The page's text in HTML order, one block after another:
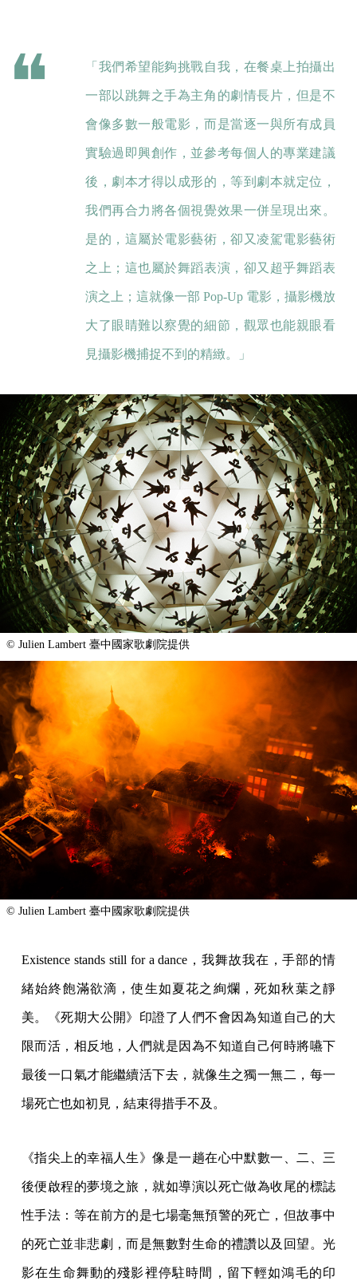
「我們希望能夠挑戰自我，在餐桌上拍攝出
一部以跳舞之手為主角的劇情長片，但是不
會像多數一般電影，而是當逐一與所有成員
實驗過即興創作，並參考每個人的專業建議
後，劇本才得以成形的，等到劇本就定位，
我們再合力將各個視覺效果一併呈現出來。
是的，這屬於電影藝術，卻又凌駕電影藝術
之上；這也屬於舞蹈表演，卻又超乎舞蹈表
演之上；這就像一部 Pop-Up 電影，攝影機放
大了眼睛難以察覺的細節，觀眾也能親眼看
見攝影機捕捉不到的精緻。」
© Julien Lambert 臺中國家歌劇院提供
© Julien Lambert 臺中國家歌劇院提供
Existence stands still for a dance，我舞故我在，手部的情
緒始終飽滿欲滴，使生如夏花之絢爛，死如秋葉之靜
美。《死期大公開》印證了人們不會因為知道自己的大
限而活，相反地，人們就是因為不知道自己何時將嚥下
最後一口氣才能繼續活下去，就像生之獨一無二，每一
場死亡也如初見，結束得措手不及。
《指尖上的幸福人生》像是一趟在心中默數一、二、三
後便啟程的夢境之旅，就如導演以死亡做為收尾的標誌
性手法：等在前方的是七場毫無預警的死亡，但故事中
的死亡並非悲劇，而是無數對生命的禮讚以及回望。光
影在生命舞動的殘影裡停駐時間，留下輕如鴻毛的印